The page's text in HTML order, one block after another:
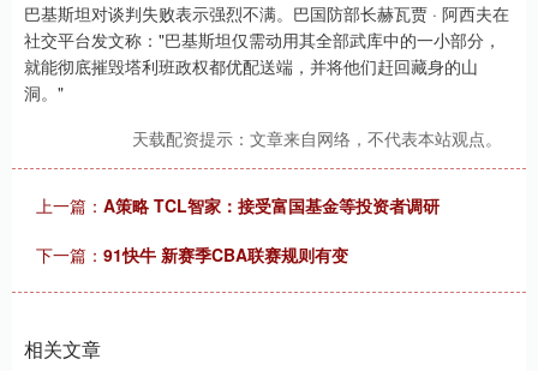
巴基斯坦对谈判失败表示强烈不满。巴国防部长赫瓦贾 · 阿西夫在
社交平台发文称："巴基斯坦仅需动用其全部武库中的一小部分，
就能彻底摧毁塔利班政权都优配送端，并将他们赶回藏身的山
洞。"
天载配资提示：文章来自网络，不代表本站观点。
上一篇： A策略 TCL智家：接受富国基金等投资者调研
下一篇： 91快牛 新赛季CBA联赛规则有变
相关文章